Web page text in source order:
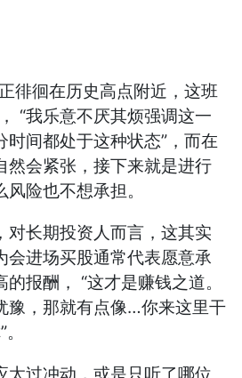
徘徊在历史高点附近，这班
“我乐意不厌其烦强调这一
时间都处于这种状态”，而在
然会紧张，接下来就是进行
险也不想承担。
对长期投资人而言，这其实
会进场买股通常代表愿意承
报酬， “这才是赚钱之道。
豫，那就有点像…你来这里干